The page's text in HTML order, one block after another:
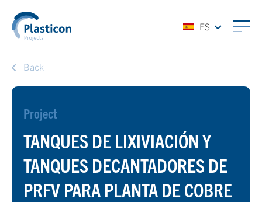
ES
Back
Project
TANQUES DE LIXIVIACIÓN Y
TANQUES DECANTADORES DE
PRFV PARA PLANTA DE COBRE